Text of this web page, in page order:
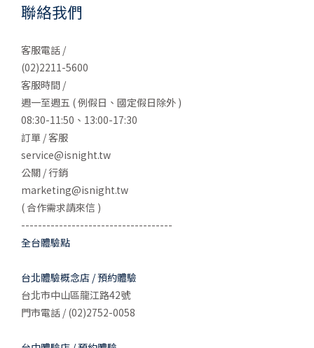
聯絡我們
客服電話 /
(02)2211-5600
客服時間 /
週一至週五 ( 例假日、國定假日除外 )
08:30-11:50、13:00-17:30
訂單 / 客服
service@isnight.tw
公關 / 行銷
marketing@isnight.tw
( 合作需求請來信 )
------------------------------------
全台體驗點
台北體驗概念店 / 預約體驗
台北市中山區龍江路42號
門市電話 / (02)2752-0058